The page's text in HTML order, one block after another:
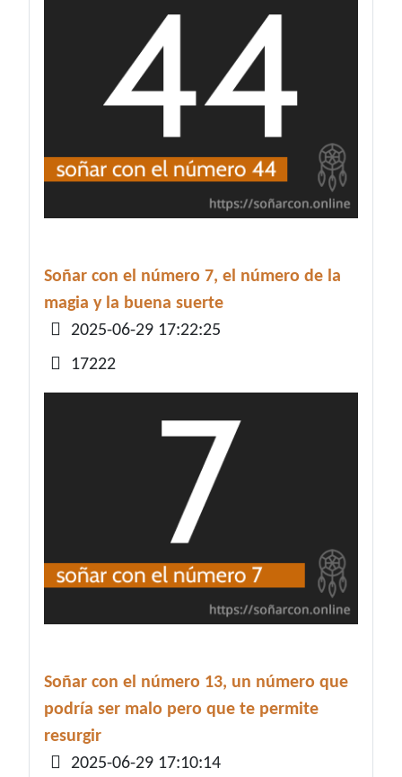
Soñar con el número 7, el número de la
magia y la buena suerte
Detalles
2025-06-29 17:22:25
17222
Soñar con el número 13, un número que
podría ser malo pero que te permite
resurgir
Detalles
2025-06-29 17:10:14